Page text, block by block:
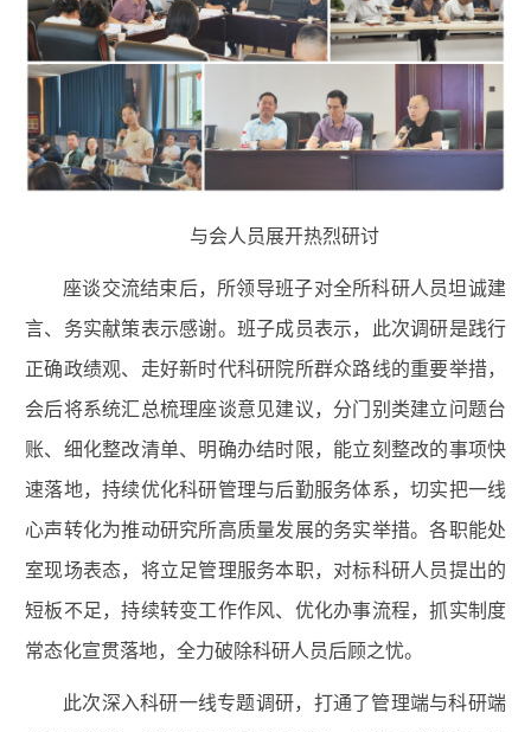
与会人员展开热烈研讨
座谈交流结束后，所领导班子对全所科研人员坦诚建
言、务实献策表示感谢。班子成员表示，此次调研是践行
正确政绩观、走好新时代科研院所群众路线的重要举措，
会后将系统汇总梳理座谈意见建议，分门别类建立问题台
账、细化整改清单、明确办结时限，能立刻整改的事项快
速落地，持续优化科研管理与后勤服务体系，切实把一线
心声转化为推动研究所高质量发展的务实举措。各职能处
室现场表态，将立足管理服务本职，对标科研人员提出的
短板不足，持续转变工作作风、优化办事流程，抓实制度
常态化宣贯落地，全力破除科研人员后顾之忧。
此次深入科研一线专题调研，打通了管理端与科研端